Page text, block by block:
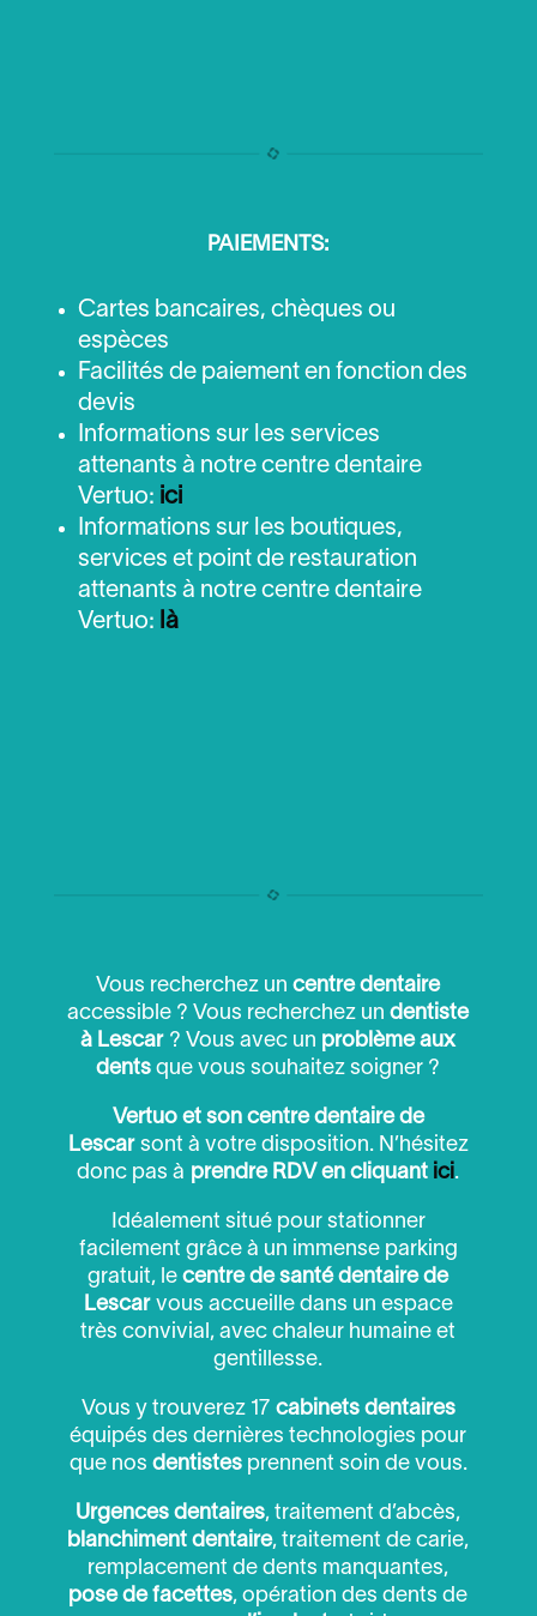
PAIEMENTS:
Cartes bancaires, chèques ou
espèces
Facilités de paiement en fonction des
devis
Informations sur les services
attenants à notre centre dentaire
Vertuo: ici
Informations sur les boutiques,
services et point de restauration
attenants à notre centre dentaire
Vertuo: là
Vous recherchez uncentre dentaire
accessible ? Vous recherchez undentiste
à Lescar? Vous avec un problème aux
dents que vous souhaitez soigner ?
Vertuo et son centre dentaire de
Lescarsont à votre disposition. N’hésitez
donc pas à prendre RDV en cliquant ici.
Idéalement situé pour stationner
facilement grâce à un immense parking
gratuit, lecentre de santé dentaire de
Lescarvous accueille dans un espace
très convivial, avec chaleur humaine et
gentillesse.
Vous y trouverez 17 cabinets dentaires
équipés des dernières technologies pour
que nos dentistesprennent soin de vous.
Urgences dentaires, traitement d’abcès,
blanchiment dentaire, traitement de carie,
remplacement de dents manquantes,
pose de facettes, opération des dents de